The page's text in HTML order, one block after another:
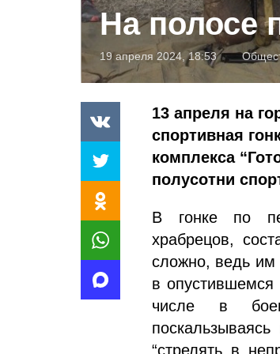
На полосе
19 апреля 2024, 18:53
13 апреля на
спортивная
комплекса
полусотни
В гонке по
храбрецов,
сложно, ведь им
в опустившемся
числе в
“стрелять в